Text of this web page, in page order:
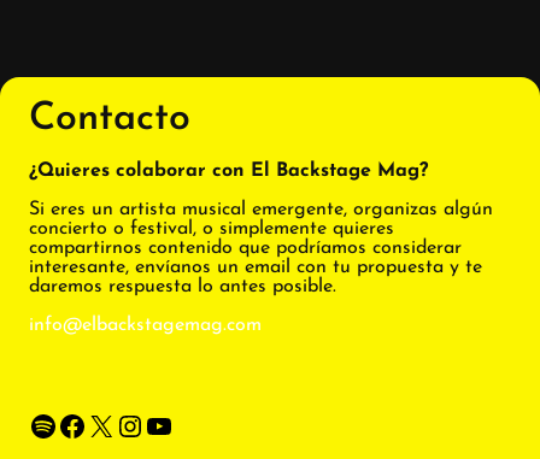
Contacto
¿Quieres colaborar con El Backstage Mag?
Si eres un artista musical emergente, organizas algún
concierto o festival, o simplemente quieres
compartirnos contenido que podríamos considerar
interesante, envíanos un email con tu propuesta y te
daremos respuesta lo antes posible.
info@elbackstagemag.com
Spotify Facebook X Instagram YouTube